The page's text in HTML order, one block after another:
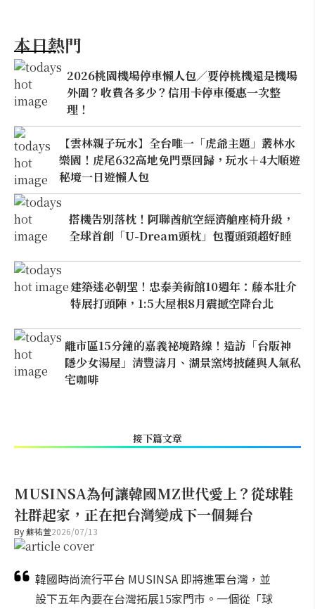
本日熱門
2026桃園機場停車懶人包／要停桃機還是機場
外圍？收費各多少？信用卡停車優惠一次整
理！
【雲林親子玩水】全台唯一「虎爺主題」叢林水
樂園！虎尾632高地免門票回歸，玩水＋4大順遊
秘境一日遊懶人包
搭機告別落枕！阿聯酋航空經濟艙座椅升級，
全球首創「U-Dream頭枕」包覆頭頸超好睡
建築迷必朝聖！忠泰美術館10週年：藤本壯介
特展打頭陣，1:5大屋根8月震撼空降台北
離市區15分鐘的嘉義祕境路線！造訪「台版神
隱少女湯屋」清豐濤月、湖景窯烤披薩與人氣私
宅咖啡
接下篇文章
MUSINSA為何讓韓國MZ世代愛上？從球鞋
社群起家，正在把台灣變成下一個舞台
By蘇祐萱2026/07/13
韓國時尚流行平台 MUSINSA 即將進軍台灣，並
設下五年內要在台灣拓展15家門市。一個從「球